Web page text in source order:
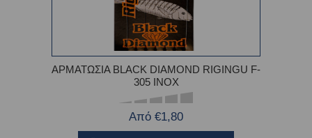
ΑΡΜΑΤΩΣΙΑ BLACK DIAMOND RIGINGU F-
305 INOX
Από €1,80